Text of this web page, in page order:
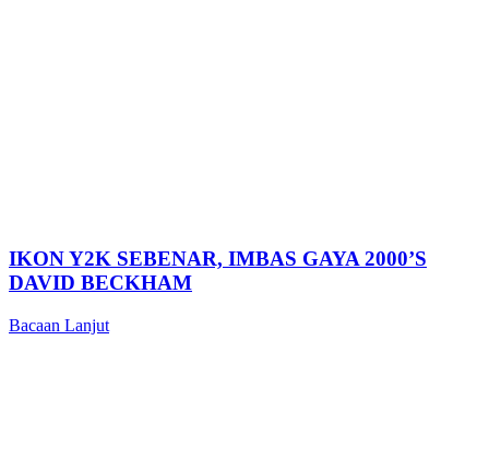
IKON Y2K SEBENAR, IMBAS GAYA 2000’S
DAVID BECKHAM
Bacaan Lanjut